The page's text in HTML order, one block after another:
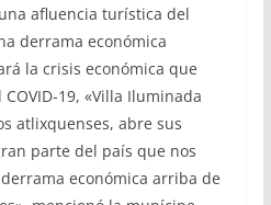
afluencia turística del
derrama económica
la crisis económica que
19, «Villa Iluminada
atlixquenses, abre sus
parte del país que nos
económica arriba de